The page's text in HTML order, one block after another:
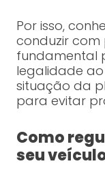
Por isso,
conduzir
fundamental
legalidade ao
situação da
para evitar
Como
seu